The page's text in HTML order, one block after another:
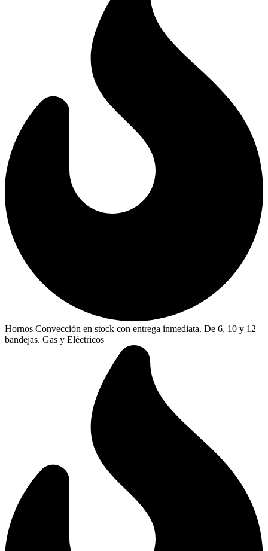
Hornos Convección en stock con entrega inmediata. De 6, 10 y 12
bandejas. Gas y Eléctricos